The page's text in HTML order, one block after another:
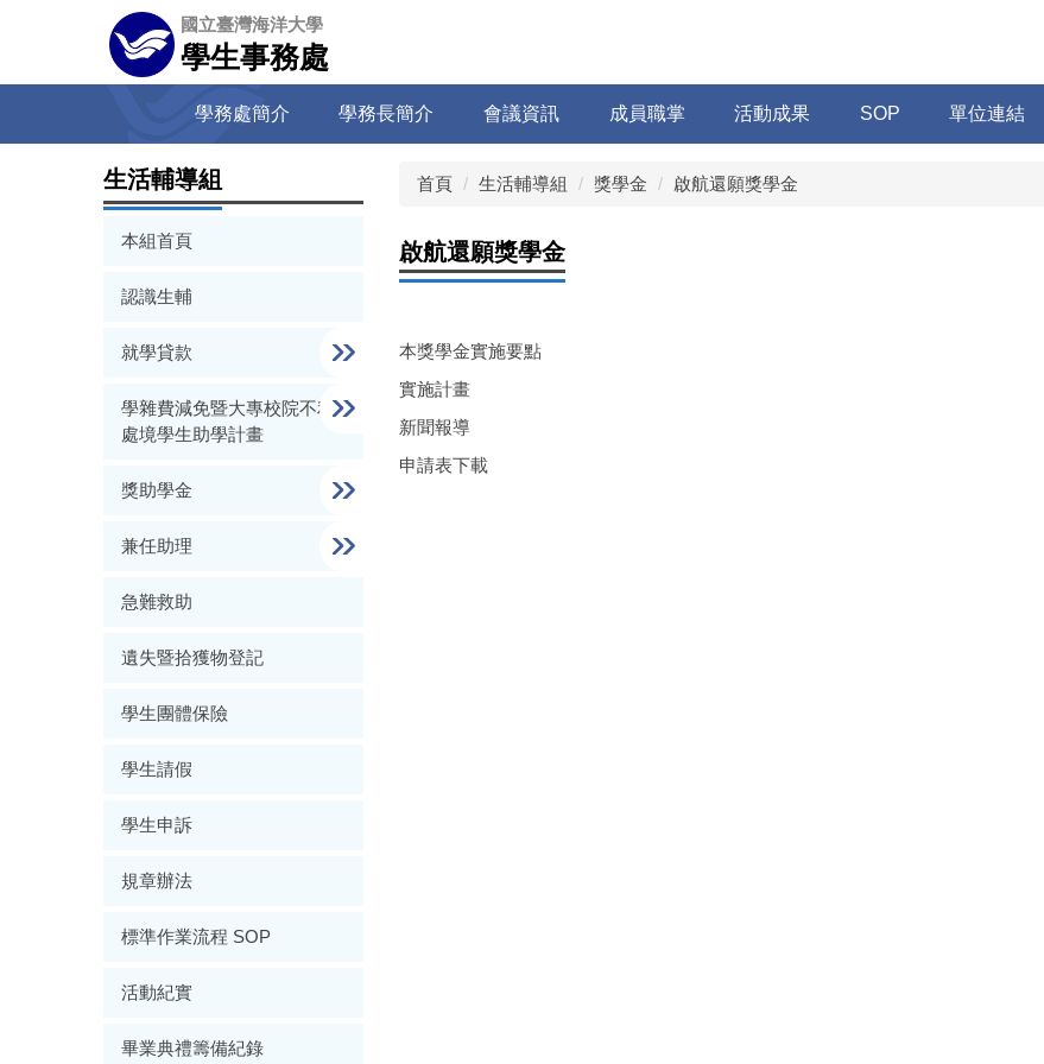
容
國立臺灣海洋大學
學生事務處
學務處簡介 學務長簡介 會議資訊 成員職掌 活動成果 SOP 單位連結
生活輔導組
本組首頁
認識生輔
就學貸款
學雜費減免暨大專校院不利
處境學生助學計畫
獎助學金
兼任助理
急難救助
遺失暨拾獲物登記
學生團體保險
學生請假
學生申訴
規章辦法
標準作業流程 SOP
活動紀實
畢業典禮籌備紀錄
首頁 生活輔導組 獎學金 啟航還願獎學金
啟航還願獎學金
本獎學金實施要點
實施計畫
新聞報導
申請表下載